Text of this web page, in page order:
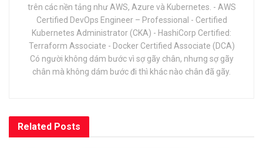
trên các nền tảng như AWS, Azure và Kubernetes. - AWS
Certified DevOps Engineer – Professional - Certified
Kubernetes Administrator (CKA) - HashiCorp Certified:
Terraform Associate - Docker Certified Associate (DCA)
Có người không dám bước vì sợ gãy chân, nhưng sợ gãy
chân mà không dám bước đi thì khác nào chân đã gãy.
Related Posts